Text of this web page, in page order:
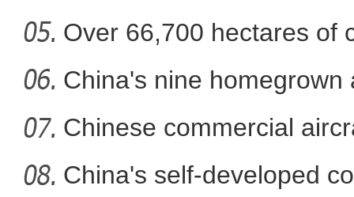
“甬库心连心 共叙感恩情”
Over 66,700 hectares of
mech
China's nine homegrown
in
Chinese commercial
fli
China's self-developed